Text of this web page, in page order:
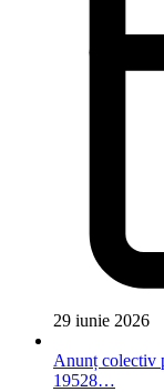
29 iunie 2026
Anunț colectiv
19528…